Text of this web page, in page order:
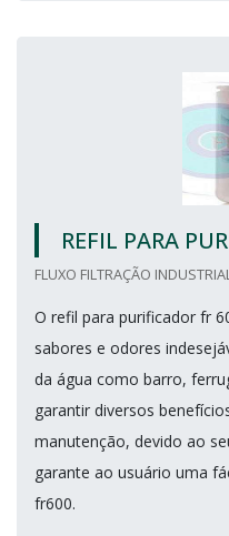
REFIL PARA
FLUXO FILTRAÇÃO
O refil para purificador fr
sabores e odores
da água como barro,
garantir diversos
manutenção, devido ao
garante ao usuário uma
fr600.